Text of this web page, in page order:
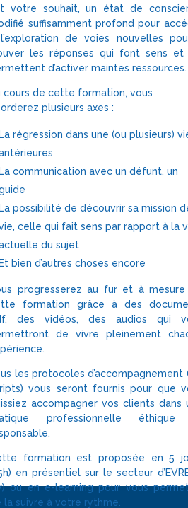
votre souhait, un état de
suffisamment profond pour
de voies nouvelles
les réponses qui font sens et
d’activer maintes ressources.
cours de cette formation, vous
plusieurs axes :
La régression dans une (ou plusieurs)
La communication avec un défunt, un
La possibilité de découvrir sa mission
celle qui fait sens par rapport à la
du sujet
Et bien d’autres choses encore
progresserez au fur et à
formation grâce à des
des vidéos, des audios qui
de vivre pleinement
les protocoles d’accompagnement
vous seront fournis pour que
accompagner vos clients dans
professionnelle
formation est proposée en 5
en présentiel sur le secteur
ou en e-learning pour vous
la suivre à votre rythme.